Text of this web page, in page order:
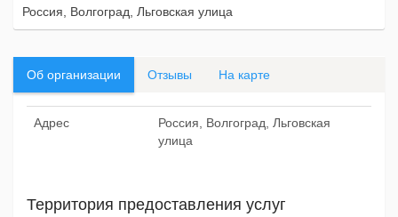
Россия, Волгоград, Льговская улица
Об организации Отзывы На карте
Адрес
Россия, Волгоград, Льговская
улица
Территория предоставления услуг